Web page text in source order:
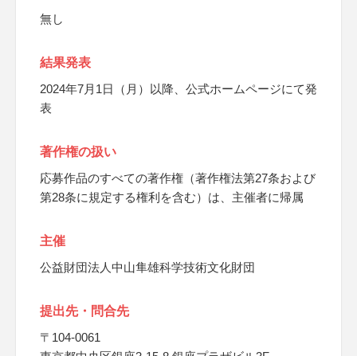
無し
結果発表
2024年7月1日（月）以降、公式ホームページにて発
表
著作権の扱い
応募作品のすべての著作権（著作権法第27条および
第28条に規定する権利を含む）は、主催者に帰属
主催
公益財団法人中山隼雄科学技術文化財団
提出先・問合先
〒104-0061